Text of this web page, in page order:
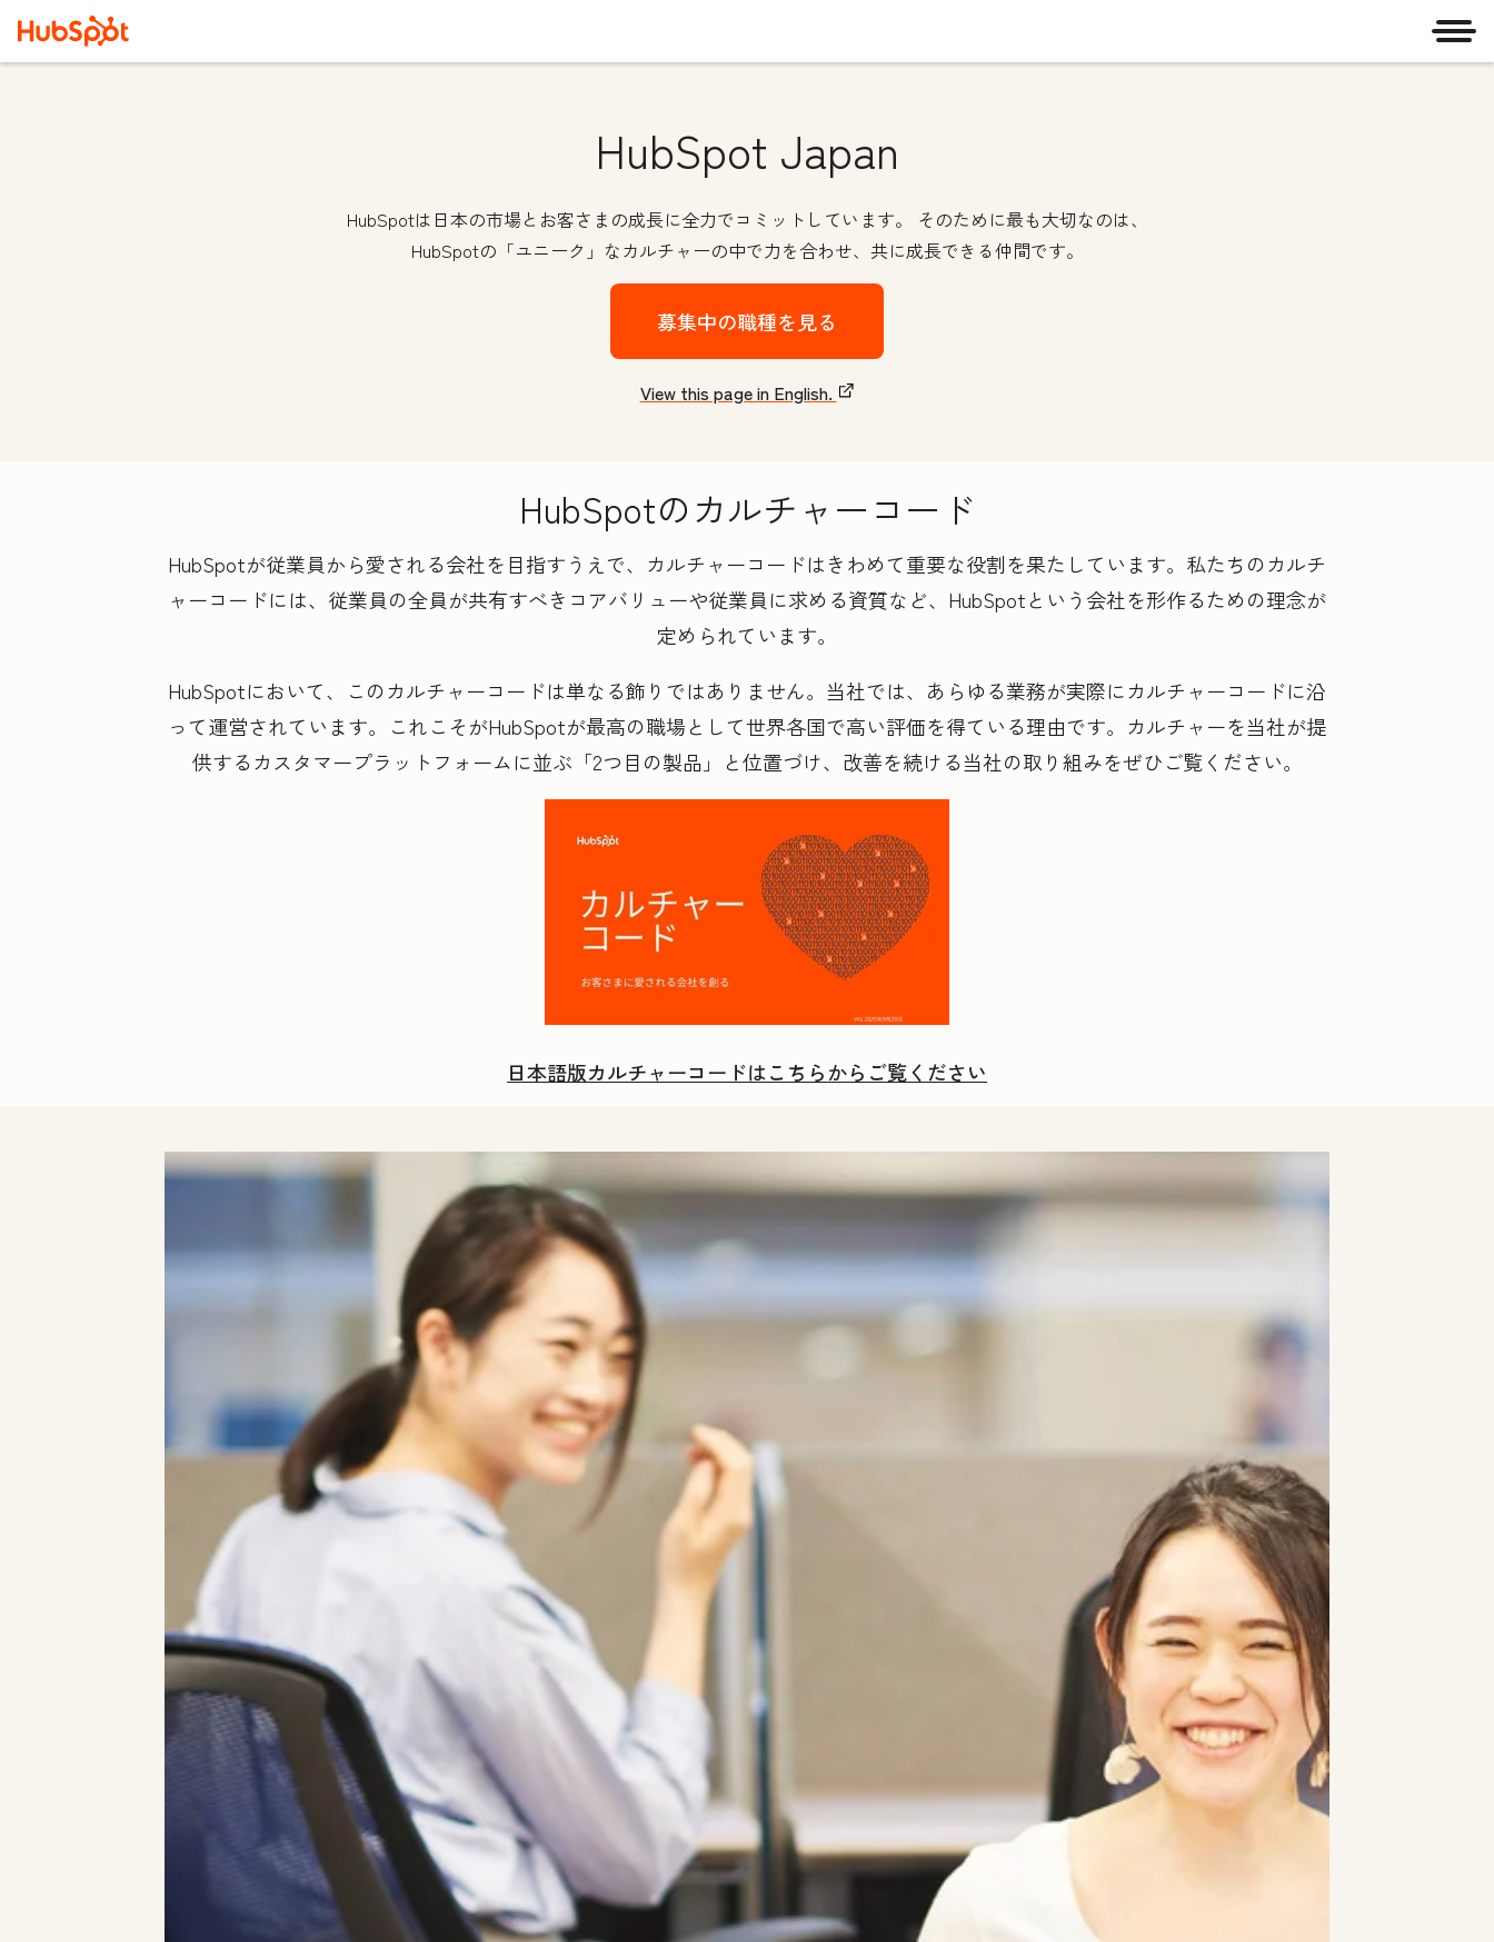
メ
HubSpot Japan
HubSpotは日本の市場とお客さまの成長に全力でコミットしています。 そのために最も大切なのは、
HubSpotの「ユニーク」なカルチャーの中で力を合わせ、共に成長できる仲間です。
募集中の職種を見る
View this page in English.
HubSpotのカルチャーコード
HubSpotが従業員から愛される会社を目指すうえで、カルチャーコードはきわめて重要な役割を果たしています。私たちのカルチ
ャーコードには、従業員の全員が共有すべきコアバリューや従業員に求める資質など、HubSpotという会社を形作るための理念が
定められています。
HubSpotにおいて、このカルチャーコードは単なる飾りではありません。当社では、あらゆる業務が実際にカルチャーコードに沿
って運営されています。これこそがHubSpotが最高の職場として世界各国で高い評価を得ている理由です。カルチャーを当社が提
供するカスタマープラットフォームに並ぶ「2つ目の製品」と位置づけ、改善を続ける当社の取り組みをぜひご覧ください。
日本語版カルチャーコードはこちらからご覧ください